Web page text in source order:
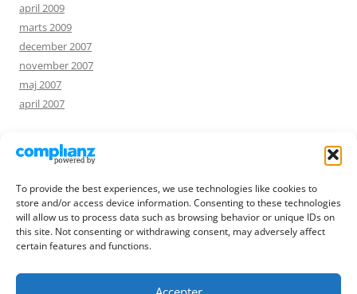
To provide the best experiences, we use technologies like cookies to
store and/or access device information. Consenting to these technologies
will allow us to process data such as browsing behavior or unique IDs on
this site. Not consenting or withdrawing consent, may adversely affect
certain features and functions.
april 2009
marts 2009
december 2007
november 2007
maj 2007
april 2007
NØGLEORD
annonce blomster ferie fotohjælphumor internet musicon
opskrift pibetræ privatliv quiche rejse roskilde
slægtsforskning sprog søgning